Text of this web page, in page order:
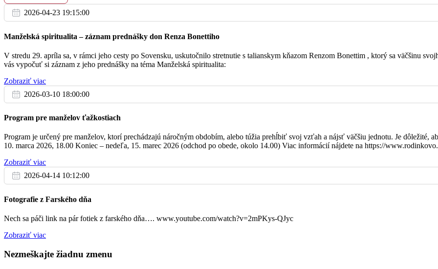
29.12.
18:30 Za zdravie a Božie požehnanie pre Ivanu s rodinou
Pi
30.12.
18:30 + Vincent
So
31.12.
16:00 za živých a zosnulých dobrodincov kostola a farnosti
V sobotu, na Silvestra, budú sv. omše v našom chráme o7:00 a 16:00. Pri sv. omši o 16:00 bude pobožnosť na konci občianskeho roka,
bude aj farská štatistika za uplynulý rok. Svätá omša bude obetovaná za všetkých živých a zosnulých dobrodincov našej farnosti a chrámu.
odpustky.
Tento týždeň prosíme o pomoc pri upratovaní skupinu č. 1.
Ďakujeme všetkým, ktorí prispievate svojou službou k starostlivosti o kostol a takisto za všetky obety pre farnosť.
Farnosť Nitra – Horné mesto
2026-04-23 19:15:00
Manželská spiritualita – záznam prednášky don Renza Bonettiho
V stredu 29. apríla sa, v rámci jeho cesty po Sovensku, uskutočnilo stretnutie s talianskym kňazom Renzom Bonettim , ktorý sa väčšinu
vás vypočuť si záznam z jeho prednášky na téma Manželská spiritualita:
Zobraziť viac
2026-03-10 18:00:00
Program pre manželov ťažkostiach
Program je určený pre manželov, ktorí prechádzajú náročným obdobím, alebo túžia prehĺbiť svoj vzťah a nájsť väčšiu jednotu. Je dôležité,
10. marca 2026, 18.00 Koniec – nedeľa, 15. marec 2026 (odchod po obede, okolo 14.00) Viac informácií nájdete na https://
Zobraziť viac
2026-04-14 10:12:00
Fotografie z Farského dňa
Nech sa páči link na pár fotiek z farského dňa…. www.youtube.com/watch?v=2mPKys-QJyc
Zobraziť viac
Nezmeškajte žiadnu zmenu